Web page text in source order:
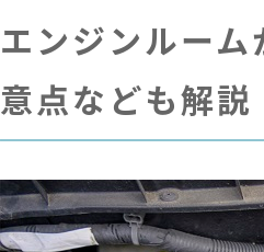
エンジンルー
意点なども解説